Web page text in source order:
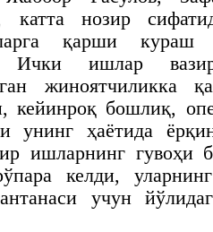
катта нозир
қарши кураш
Ички ишлар
жиноятчиликка
кейинроқ бошлиқ,
унинг ҳаётида
ишларнинг гувоҳи
келди,
учун